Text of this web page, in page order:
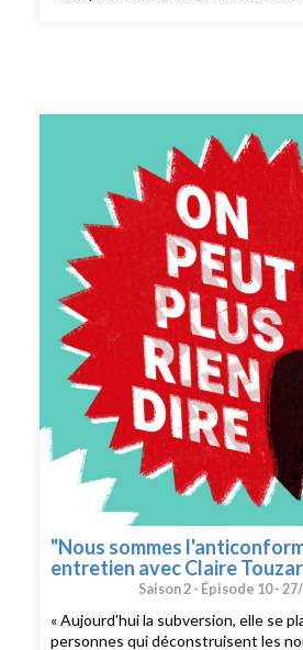
originale.CRÉDITS : On peut plus
podcast de Binge Audio animé par
Réalisation : Elisa Grenet.
édition : Charlotte Baix. Doublage :
Générique : Josselin Bordat
(voix). Identité graphique :
Direction des programmes : Joël
rédaction : David Carzon. Direction
Boeri-Charles.
"Nous sommes
entretien avec Claire
Saison 2 - Épisode 10 -
« Aujourd'hui la subversion, elle se
personnes qui déconstruisent les